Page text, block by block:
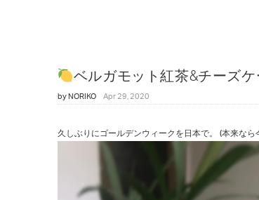
WORLD
NATURAL DYE COLLECTION
STOCKIST
ベルガモット紅茶&チーズケ
byNORIKO Apr 29, 2020
久しぶりにゴールデンウィークを日本で。 (本来なら